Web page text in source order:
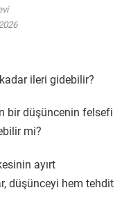
ileri gidebilir?
bir düşüncenin felsefi
mi?
ayırt
düşünceyi hem tehdit